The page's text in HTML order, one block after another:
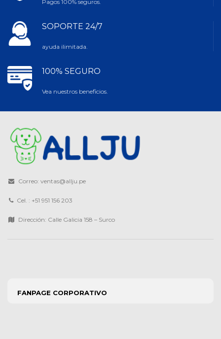
Pagos 100% seguros.
SOPORTE 24/7
ayuda ilimitada.
100% SEGURO
Vea nuestros beneficios.
Correo: ventas@allju.pe
Cel. : +51 951 156 203
Dirección: Calle Galicia 158 – Surco
FANPAGE CORPORATIVO